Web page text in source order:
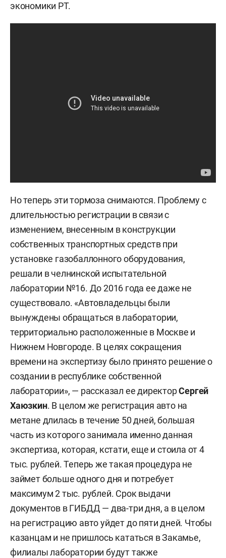
экономики РТ.
Но теперь эти тормоза снимаются. Проблему с
длительностью регистрации в связи с
изменением, внесенным в конструкции
собственных транспортных средств при
установке газобаллонного оборудования,
решали в челнинской испытательной
лаборатории №16. До 2016 года ее даже не
существовало. «Автовладельцы были
вынуждены обращаться в лаборатории,
территориально расположенные в Москве и
Нижнем Новгороде. В целях сокращения
времени на экспертизу было принято решение о
создании в республике собственной
лаборатории», — рассказал ее директорСергей
Хаюзкин. В целом же регистрация авто на
метане длилась в течение 50 дней, большая
часть из которого занимала именно данная
экспертиза, которая, кстати, еще и стоила от 4
тыс. рублей. Теперь же такая процедура не
займет больше одного дня и потребует
максимум 2 тыс. рублей. Срок выдачи
документов в ГИБДД — два-три дня, а в целом
на регистрацию авто уйдет до пяти дней. Чтобы
казанцам и не пришлось кататься в Закамье,
филиалы лаборатории будут также